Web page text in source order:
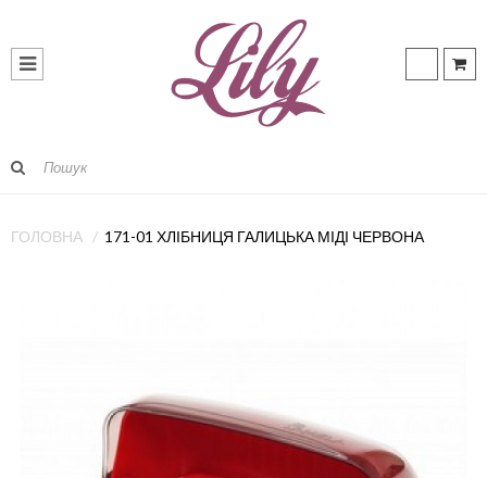
ГОЛОВНА 171-01 ХЛІБНИЦЯ ГАЛИЦЬКА МІДІ ЧЕРВОНА